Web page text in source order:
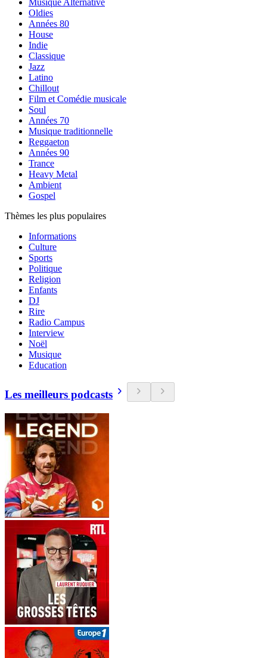
Musique Alternative
Oldies
Années 80
House
Indie
Classique
Jazz
Latino
Chillout
Film et Comédie musicale
Soul
Années 70
Musique traditionnelle
Reggaeton
Années 90
Trance
Heavy Metal
Ambient
Gospel
Thèmes les plus populaires
Informations
Culture
Sports
Politique
Religion
Enfants
DJ
Rire
Radio Campus
Interview
Noël
Musique
Education
Les meilleurs podcasts